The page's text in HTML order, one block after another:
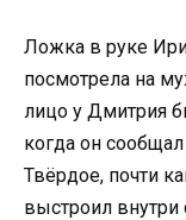
Ложка в руке
посмотрела на
лицо у Дмитрия
когда он
Твёрдое, почти
выстроил внутри